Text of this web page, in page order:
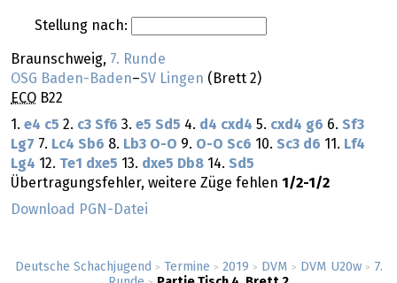
Deutsche Schachjugend > Termine > 2019 > DVM > DVM U20w >
7.
Stellung nach:
Braunschweig, 7. Runde
OSG Baden-Baden–SV Lingen (Brett 2)
ECO B22
1. e4 c5 2. c3 Sf6 3. e5 Sd5 4. d4 cxd4 5. cxd4 g6 6. Sf3
Lg7 7. Lc4 Sb6 8. Lb3 O-O 9. O-O Sc6 10. Sc3 d6 11. Lf4
Lg4 12. Te1 dxe5 13. dxe5 Db8 14. Sd5
Übertragungsfehler, weitere Züge fehlen 1/2-1/2
Download PGN-Datei